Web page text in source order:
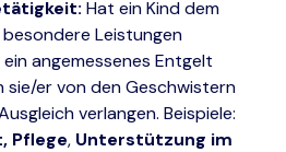
Hat ein Kind dem
Leistungen
angemessenes Entgelt
sie/er von den Geschwistern
verlangen. Beispiele:
Pflege, Unterstützung im